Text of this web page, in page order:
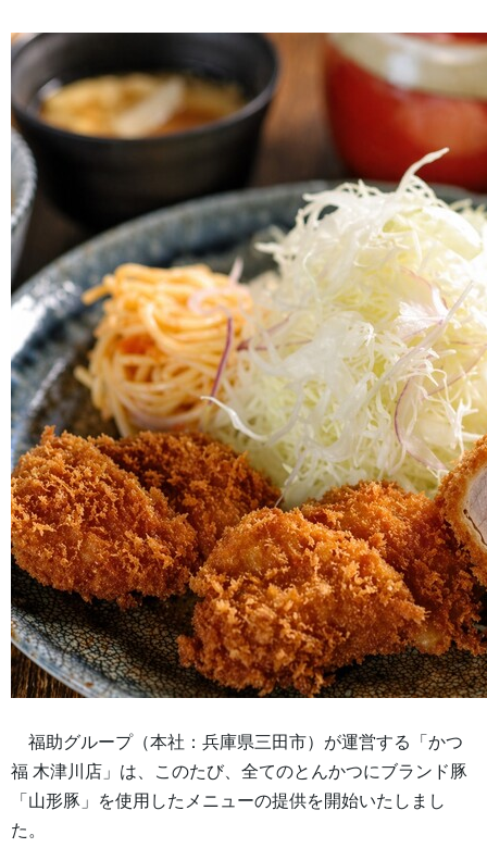
福助グループ（本社：兵庫県三田市）が運営する「かつ
福 木津川店」は、このたび、全てのとんかつにブランド豚
「山形豚」を使用したメニューの提供を開始いたしまし
た。